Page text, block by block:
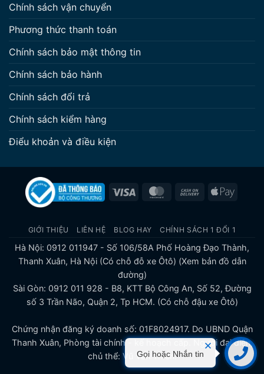
Chính sách vận chuyển
Phương thức thanh toán
Chính sách bảo mật thông tin
Chính sách bảo hành
Chính sách đổi trả
Chính sách kiểm hàng
Điểu khoản và điều kiện
Visa MasterCardCash
Apple
GIỚI THIỆU LIÊN HỆ BLOG HAY CHÍNH SÁCH 1 ĐỔI 1
Hà Nội: 0912 011947 - Số 106/58A Phố Hoàng Đạo Thành,
Thanh Xuân, Hà Nội (Có chỗ đỗ xe Ôtô) (Xem bản đồ dẫn
đường)
Sài Gòn: 0912 011 928 - B8, KTT Bộ Công An, Số 52, Đường
số 3 Trần Não, Quận 2, Tp HCM. (Có chỗ đậu xe Ôtô)
Chứng nhận đăng ký doanh số: 01F8024917. Do UBND Quận
Thanh Xuân, Phòng tài chính - kế hoạch cấp. Người đại diện,
chủ thể: Vũ Văn Thiên.
Liên hệ
Gọi hoặc Nhắn tin